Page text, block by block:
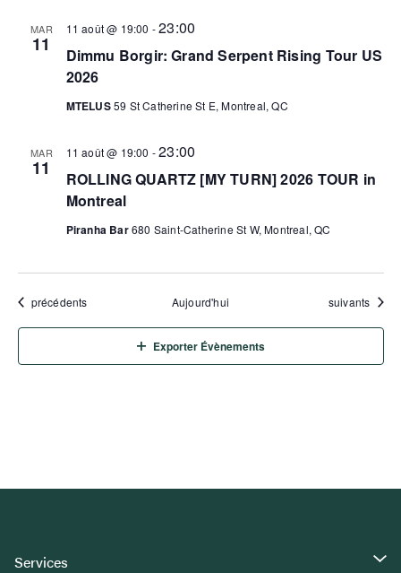
MAR
11
Dimmu Borgir: Grand Serpent Rising Tour US
2026
11 août @ 19:00 -23:00
MTELUS59 St Catherine St E, Montreal, QC
MAR
11
ROLLING QUARTZ [MY TURN] 2026 TOUR in
Montreal
11 août @ 19:00 -23:00
Piranha Bar680 Saint-Catherine St W, Montreal, QC
Évènements
précédents Aujourd'hui Évènements
suivants
Exporter Évènements
Services